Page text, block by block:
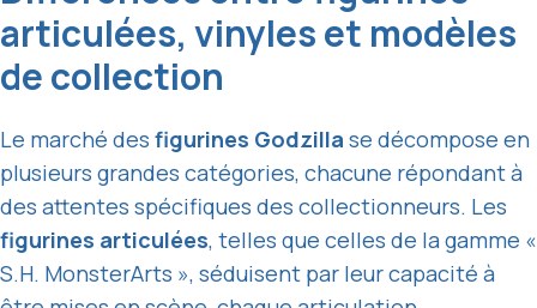
articulées, vinyles et modèles
de collection
Le marché des figurines Godzilla se décompose en
plusieurs grandes catégories, chacune répondant à
des attentes spécifiques des collectionneurs. Les
figurines articulées, telles que celles de la gamme «
S.H. MonsterArts », séduisent par leur capacité à